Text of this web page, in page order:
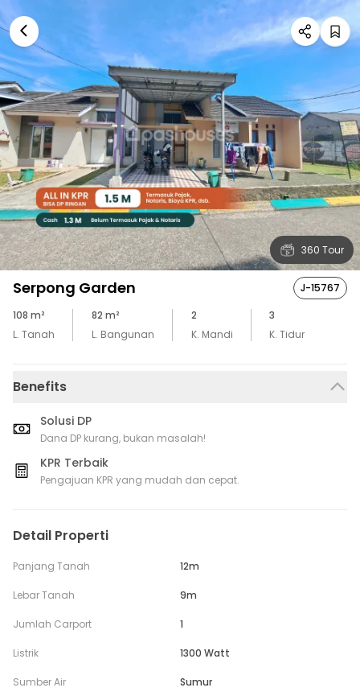
360 Tour
Serpong Garden
J-15767
108 m²
L. Tanah
82 m²
L. Bangunan
2
K. Mandi
3
K. Tidur
Benefits
Solusi DP
Dana DP kurang, bukan masalah!
KPR Terbaik
Pengajuan KPR yang mudah dan cepat.
Detail Properti
Panjang Tanah 12m
Lebar Tanah 9m
Jumlah Carport 1
Listrik 1300 Watt
Sumber Air Sumur